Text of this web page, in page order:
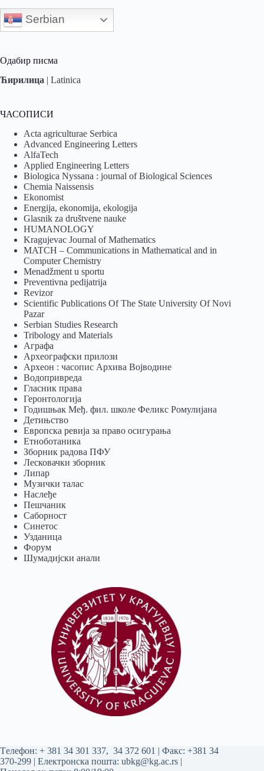
Serbian
Одабир писма
Ћирилица | Latinica
ЧАСОПИСИ
Acta agriculturae Serbica
Advanced Engineering Letters
AlfaTech
Applied Engineering Letters
Biologica Nyssana : journal of Biological Sciences
Chemia Naissensis
Ekonomist
Energija, ekonomija, ekologija
Glasnik za društvene nauke
HUMANOLOGY
Kragujevac Journal of Mathematics
MATCH – Communications in Mathematical and in
Computer Chemistry
Menadžment u sportu
Preventivna pedijatrija
Revizor
Scientific Publications Of The State University Of Novi
Pazar
Serbian Studies Research
Tribology and Materials
Аграфа
Археографски прилози
Археон : часопис Архива Војводине
Водопривреда
Гласник права
Геронтологија
Годишњак Међ. фил. школе Феликс Ромулијана
Детињство
Европска ревија за право осигурања
Eтноботаника
Зборник радова ПФУ
Лесковачки зборник
Липар
Музички талас
Наслеђе
Пешчаник
Саборност
Синетос
Узданица
Форум
Шумадијски анали
Tелефон: + 381 34 301 337, 34 372 601 | Факс: +381 34
370-299 | Електронска пошта: ubkg@kg.ac.rs |